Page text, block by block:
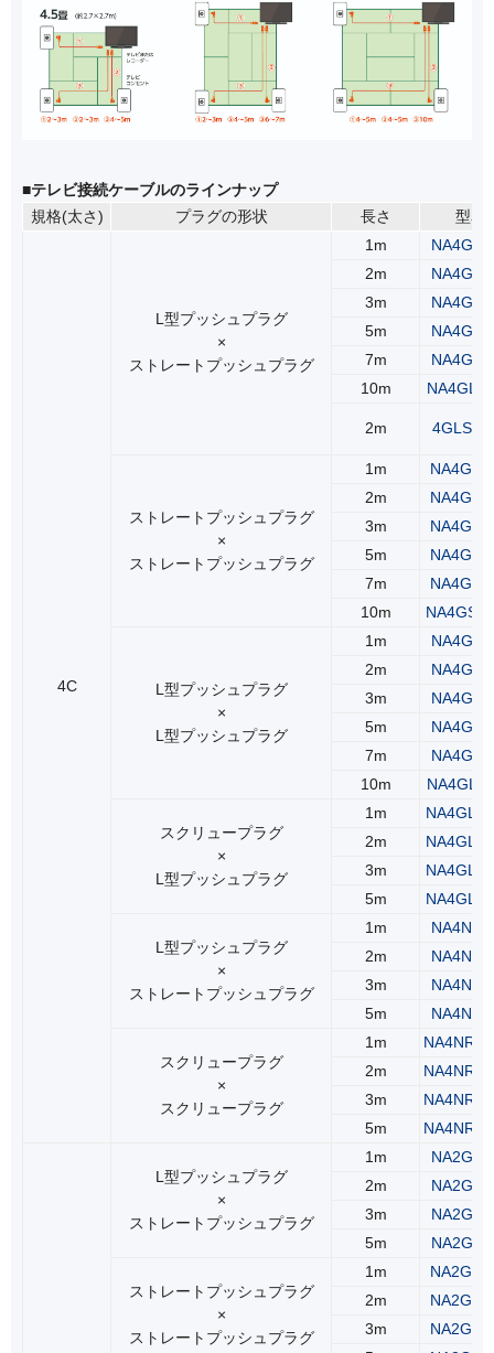
■テレビ接続ケーブルのラインナップ
規格(太さ)
プラグの形状 長さ 型名
4C
L型プッシュプラグ
×
ストレートプッシュプラグ
1m
2m
3m
5m
7m
10m
2m
ストレートプッシュプラグ
×
ストレートプッシュプラグ
1m
2m
3m
5m
7m
10m
L型プッシュプラグ
×
L型プッシュプラグ
1m
2m
3m
5m
7m
10m
スクリュープラグ
×
L型プッシュプラグ
1m
2m
3m
5m
L型プッシュプラグ
×
ストレートプッシュプラグ
1m
2m
3m
5m
スクリュープラグ
×
スクリュープラグ
1m
2m
3m
5m
L型プッシュプラグ
×
ストレートプッシュプラグ
1m
2m
3m
5m
ストレートプッシュプラグ
×
ストレートプッシュプラグ
1m
2m
3m